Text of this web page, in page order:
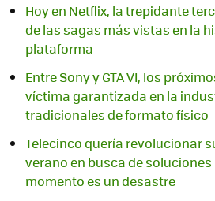
Hoy en Netflix, la trepidante
de las sagas más vistas en la
plataforma
Entre Sony y GTA VI, los
víctima garantizada en la
tradicionales de formato físico
Telecinco quería revolucionar
verano en busca de
momento es un desastre